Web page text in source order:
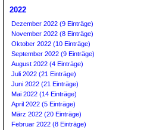
2022
Dezember 2022 (9 Einträge)
November 2022 (8 Einträge)
Oktober 2022 (10 Einträge)
September 2022 (9 Einträge)
August 2022 (4 Einträge)
Juli 2022 (21 Einträge)
Juni 2022 (21 Einträge)
Mai 2022 (14 Einträge)
April 2022 (5 Einträge)
März 2022 (20 Einträge)
Februar 2022 (8 Einträge)